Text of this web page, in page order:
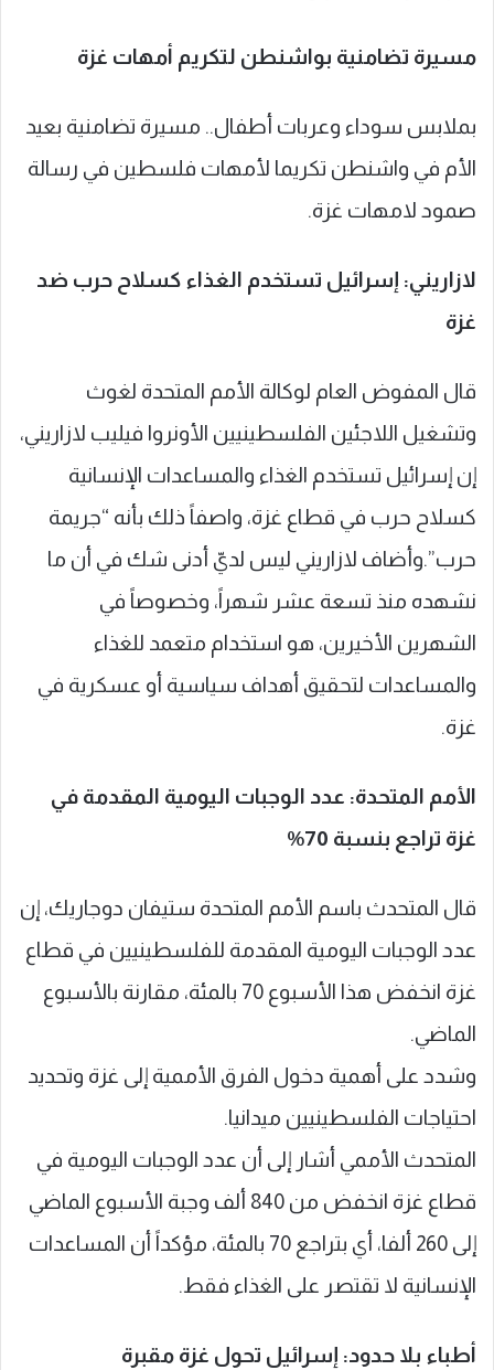
مسيرة تضامنية بواشنطن لتكريم أمهات غزة
بملابس سوداء وعربات أطفال.. مسيرة تضامنية بعيد
الأم في واشنطن تكريما لأمهات ‎فلسطين في رسالة
صمود لامهات غزة.
لازاريني: إسرائيل تستخدم الغذاء كسلاح حرب ضد
غزة
قال المفوض العام لوكالة الأمم المتحدة لغوث
وتشغيل اللاجئين الفلسطينيين الأونروا فيليب لازاريني،
إن إسرائيل تستخدم الغذاء والمساعدات الإنسانية
كسلاح حرب في قطاع غزة، واصفاً ذلك بأنه “جريمة
حرب”.وأضاف لازاريني ليس لديّ أدنى شك في أن ما
نشهده منذ تسعة عشر شهراً، وخصوصاً في
الشهرين الأخيرين، هو استخدام متعمد للغذاء
والمساعدات لتحقيق أهداف سياسية أو عسكرية في
غزة.
الأمم المتحدة: عدد الوجبات اليومية المقدمة في
غزة تراجع بنسبة 70%
قال المتحدث باسم الأمم المتحدة ستيفان دوجاريك، إن
عدد الوجبات اليومية المقدمة للفلسطينيين في قطاع
غزة انخفض هذا الأسبوع 70 بالمئة، مقارنة بالأسبوع
الماضي.
وشدد على أهمية دخول الفرق الأممية إلى غزة وتحديد
احتياجات الفلسطينيين ميدانيا.
المتحدث الأممي أشار إلى أن عدد الوجبات اليومية في
قطاع غزة انخفض من 840 ألف وجبة الأسبوع الماضي
إلى 260 ألفا، أي بتراجع 70 بالمئة، مؤكداً أن المساعدات
الإنسانية لا تقتصر على الغذاء فقط.
أطباء بلا حدود: إسرائيل تحول غزة مقبرة